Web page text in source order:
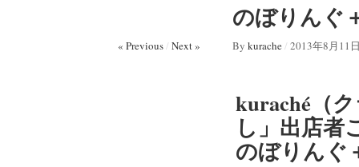
のぼりんぐ
« Previous/ Next » By kurache/ 2013年8月11
kuraché（
し」出店者
のぼりんぐ